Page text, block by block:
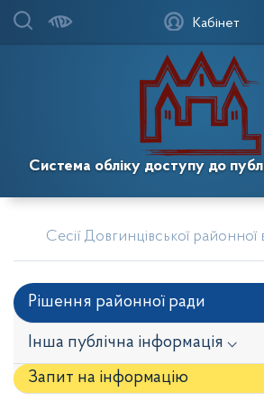
Система обліку доступу до
Кабінет
Сесії Довгинцівської
Рішення районної ради
Інша публічна інформація ⌵
Запит на iнформацію